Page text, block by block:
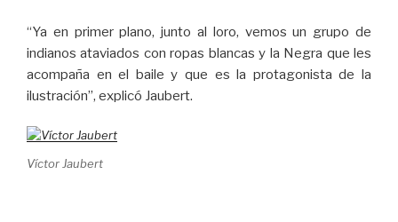
“Ya en primer plano, junto al loro, vemos un grupo de
indianos ataviados con ropas blancas y la Negra que les
acompaña en el baile y que es la protagonista de la
ilustración”, explicó Jaubert.
Víctor Jaubert